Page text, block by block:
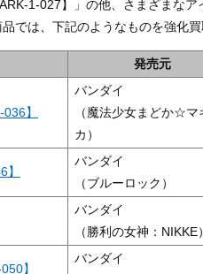
1-027】」の他、さまざまなア
は、下記のようなものを強化買
発売元
】
バンダイ
（魔法少女まどか☆マ
カ）
バンダイ
（ブルーロック）
バンダイ
（勝利の女神：NIKKE）
】
バンダイ